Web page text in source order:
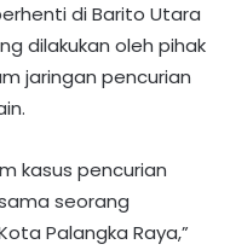
di Barito Utara
dilakukan oleh pihak
jaringan pencurian
kasus pencurian
seorang
Palangka Raya,”